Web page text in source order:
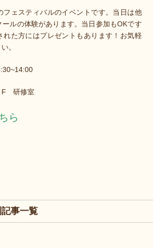
フェスティバルのイベントです。当日は他
ルの体験があります。当日参加もOKです
れた方にはプレゼントもあります！お気軽
。
F 研修室
ら
事一覧